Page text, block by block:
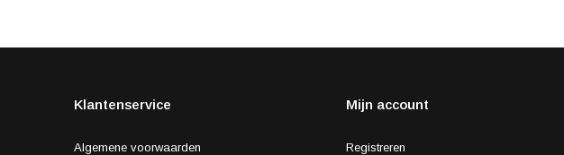
Klantenservice
Algemene voorwaarden
Mijn account
Registreren